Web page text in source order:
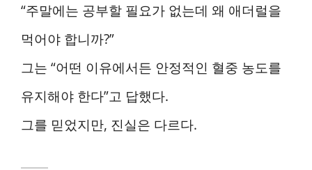
“주말에는 공부할 필요가 없는데 왜 애더럴을
먹어야 합니까?”
그는 “어떤 이유에서든 안정적인 혈중 농도를
유지해야 한다”고 답했다.
그를 믿었지만, 진실은 다르다.